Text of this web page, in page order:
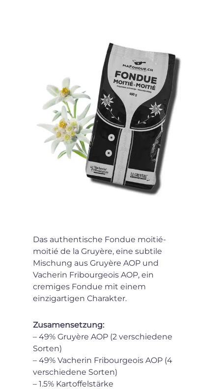
Das authentische Fondue moitié-
moitié de la Gruyère, eine subtile
Mischung aus Gruyère AOP und
Vacherin Fribourgeois AOP, ein
cremiges Fondue mit einem
einzigartigen Charakter.
Zusamensetzung:
– 49% Gruyère AOP (2 verschiedene
Sorten)
– 49% Vacherin Fribourgeois AOP (4
verschiedene Sorten)
– 1.5% Kartoffelstärke